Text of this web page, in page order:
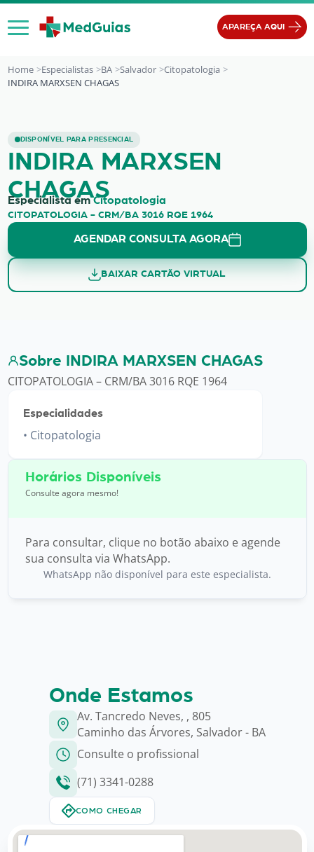
Ir para o conteúdo
APAREÇA AQUI
Home Especialistas BA Salvador
Citopatologia
INDIRA MARXSEN CHAGAS
DISPONÍVEL PARA PRESENCIAL
INDIRA MARXSEN CHAGAS
INDIRA MARXSEN
CHAGAS
Especialista emCitopatologia
CITOPATOLOGIA - CRM/BA 3016 RQE 1964
AGENDAR CONSULTA AGORA
BAIXAR CARTÃO VIRTUAL
Sobre INDIRA MARXSEN CHAGAS
CITOPATOLOGIA – CRM/BA 3016 RQE 1964
Especialidades
Citopatologia
Horários Disponíveis
Consulte agora mesmo!
Para consultar, clique no botão abaixo e agende
sua consulta via WhatsApp.
WhatsApp não disponível para este especialista.
Onde Estamos
Av. Tancredo Neves, , 805
Caminho das Árvores, Salvador - BA
Consulte o profissional
(71) 3341-0288
COMO CHEGAR